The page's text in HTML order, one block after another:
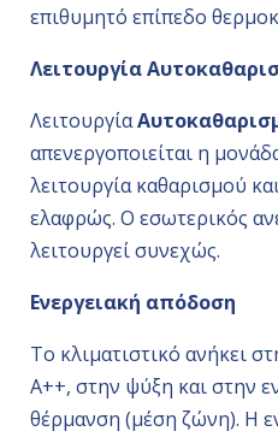
επιθυμητό επίπεδο
Λειτουργία
Λειτουργία
απενεργοποιείται η
λειτουργία καθαρισμού
ελαφρώς. Ο εσωτερικός
λειτουργεί συνεχώς.
Ενεργειακή απόδοση
Το κλιματιστικό ανήκει
A++, στην ψύξη και στην
θέρμανση (μέση ζώνη). Η